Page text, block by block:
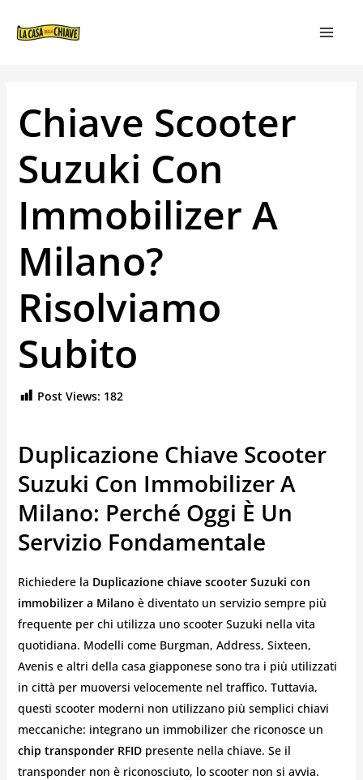
Chiave Scooter
Suzuki Con
Immobilizer A
Milano?
Risolviamo
Subito
Post Views: 182
Duplicazione Chiave Scooter
Suzuki Con Immobilizer A
Milano: Perché Oggi È Un
Servizio Fondamentale
Richiedere la Duplicazione chiave scooter Suzuki con
immobilizer a Milano è diventato un servizio sempre più
frequente per chi utilizza uno scooter Suzuki nella vita
quotidiana. Modelli come Burgman, Address, Sixteen,
Avenis e altri della casa giapponese sono tra i più utilizzati
in città per muoversi velocemente nel traffico. Tuttavia,
questi scooter moderni non utilizzano più semplici chiavi
meccaniche: integrano un immobilizer che riconosce un
chip transponder RFIDpresente nella chiave. Se il
transponder non è riconosciuto, lo scooter non si avvia.
ARTICOLI